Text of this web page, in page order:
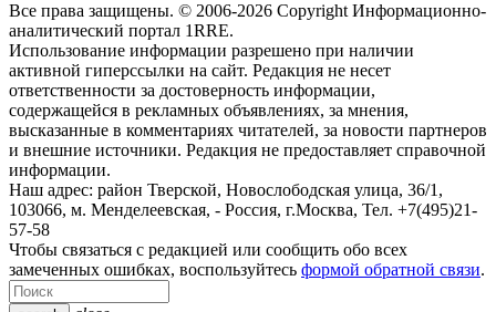
Все права защищены. © 2006-2026 Copyright Информационно-
аналитический портал 1RRE.
Использование информации разрешено при наличии
активной гиперссылки на сайт. Редакция не несет
ответственности за достоверность информации,
содержащейся в рекламных объявлениях, за мнения,
высказанные в комментариях читателей, за новости партнеров
и внешние источники. Редакция не предоставляет справочной
информации.
Наш адрес: район Тверской, Новослободская улица, 36/1 ,
103066, м. Менделеевская, - Россия, г.Москва, Тел. +7(495)21-
57-58
Чтобы связаться с редакцией или сообщить обо всех
замеченных ошибках, воспользуйтесь формой обратной связи.